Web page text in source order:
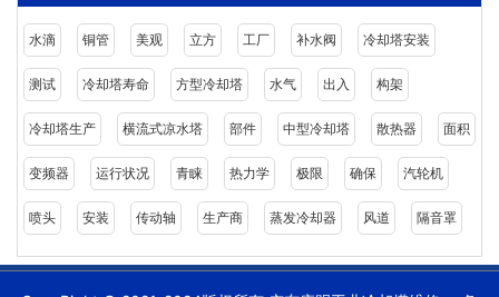
水滴 铜管 美观 立方 工厂 补水阀 冷却塔安装
测试 冷却塔寿命 方型冷却塔 水气 出入 构架
冷却塔生产 横流式凉水塔 部件 中型冷却塔 散热器 面积
变频器 运行状况 青睐 热力学 极限 确保 汽轮机
喷头 安装 传动轴 生产商 蒸发冷却器 风道 隔音罩